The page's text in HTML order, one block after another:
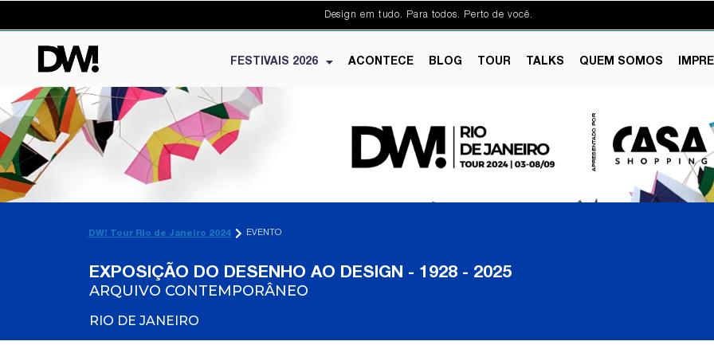
Design em tudo. Para todos. Perto de você.
FESTIVAIS 2026 ACONTECE BLOG TOUR TALKS QUEM SOMOS
DW! Tour Rio de Janeiro 2024 EVENTO
EXPOSIÇÃO DO DESENHO AO DESIGN - 1928 - 2025
ARQUIVO CONTEMPORÂNEO
RIO DE JANEIRO